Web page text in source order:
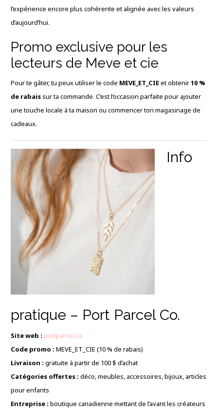
l’expérience encore plus cohérente et alignée avec les valeurs
d’aujourd’hui.
Promo exclusive pour les
lecteurs de Meve et cie
Pour te gâter, tu peux utiliser le code MEVE_ET_CIEet obtenir10 %
de rabaissur ta commande. C’est l’occasion parfaite pour ajouter
une touche locale à ta maison ou commencer ton magasinage de
cadeaux.
Info
pratique – Port Parcel Co.
Site web : portparcel.ca
Code promo : MEVE_ET_CIE (10 % de rabais)
Livraison : gratuite à partir de 100 $ d’achat
Catégories offertes : déco, meubles, accessoires, bijoux, articles
pour enfants
Entreprise : boutique canadienne mettant de l’avant les créateurs